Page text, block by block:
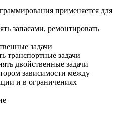
применяется для
запасами, ремонтировать
задачи
транспортные задачи
двойственные задачи
зависимости между
и в ограничениях